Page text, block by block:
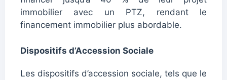
immobilier avec un PTZ, rendant le
financement immobilier plus abordable.
Dispositifs d’Accession Sociale
Les dispositifs d’accession sociale, tels que le